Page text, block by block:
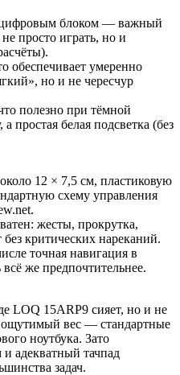
цифровым блоком — важный
просто играть, но и
обеспечивает умеренно
но и не чересчур
полезно при тёмной
простая белая подсветка (без
12 × 7,5 см, пластиковую
схему управления
жесты, прокрутка,
критических нареканий.
точная навигация в
же предпочтительнее.
LOQ 15ARP9 сияет, но и не
вес — стандартные
ноутбука. Зато
адекватный тачпад
задач.